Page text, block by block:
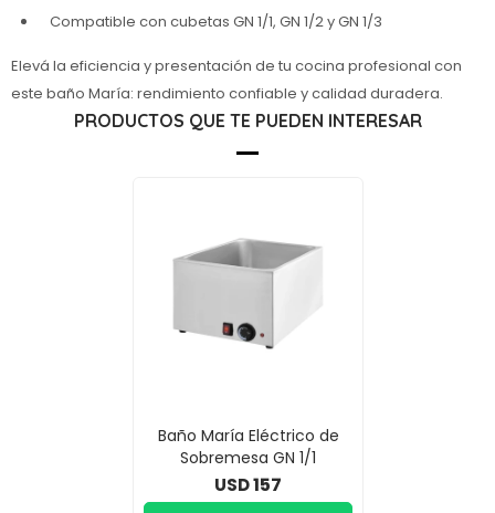
Compatible con cubetas GN 1/1, GN 1/2 y GN 1/3
Elevá la eficiencia y presentación de tu cocina profesional con
este baño María: rendimiento confiable y calidad duradera.
PRODUCTOS QUE TE PUEDEN INTERESAR
Baño María Eléctrico de
Sobremesa GN 1/1
USD157